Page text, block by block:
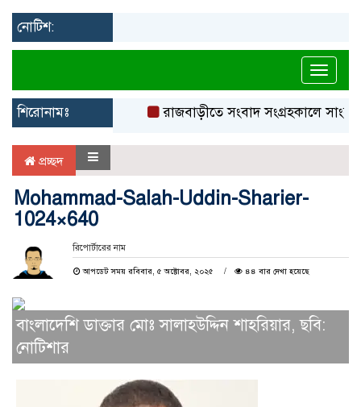
নোটিশ:
শিরোনামঃ রাজবাড়ীতে সংবাদ সংগ্রহকালে
প্রচ্ছদ
Mohammad-Salah-Uddin-Sharier-
1024×640
রিপোর্টারের নাম
আপডেট সময় রবিবার, ৫ অক্টোবর, ২০২৫ ৪৪ বার দেখা হয়েছে
বাংলাদেশি ডাক্তার মোঃ সালাহউদ্দিন শাহরিয়ার, ছবি:
নোটিশার